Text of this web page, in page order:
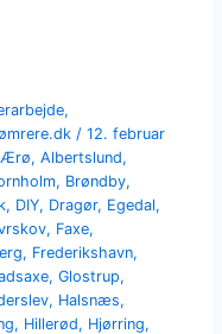
,
/12. februar
Ærø,Albertslund,
, Brøndby,
, DIY, Dragør, Egedal,
, Faxe,
, Frederikshavn,
,Glostrup,
, Halsnæs,
, Hillerød, Hjørring,